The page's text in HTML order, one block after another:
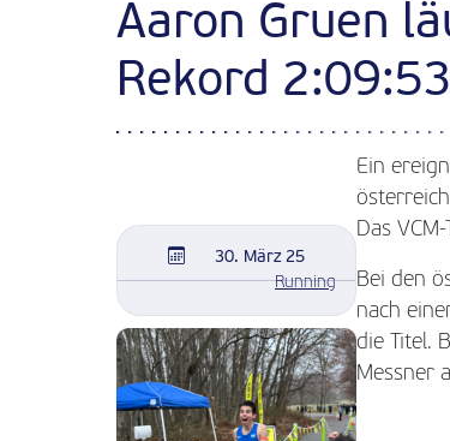
Aaron Gruen
Rekord
30. März 25
Running
Ein
Das
Bei den
nach
die Titel.
Messner